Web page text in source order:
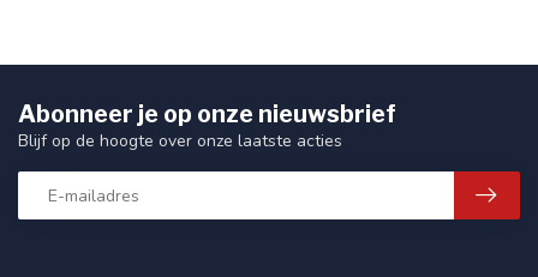
Abonneer je op onze nieuwsbrief
Blijf op de hoogte over onze laatste acties